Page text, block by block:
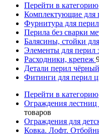
Перейти в категорию
Комплектующие для
Фурнитура для
Перила без сварки
Балясины, стойки
Элементы для перил
Расходники, крепеж
Детали перил
Фитинги для перил
Перейти в категорию
Ограждения
товаров
Ограждения для
Ковка. Лофт.